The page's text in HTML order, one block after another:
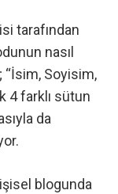
tarafından
nasıl
“İsim, Soyisim,
4 farklı sütun
da
blogunda